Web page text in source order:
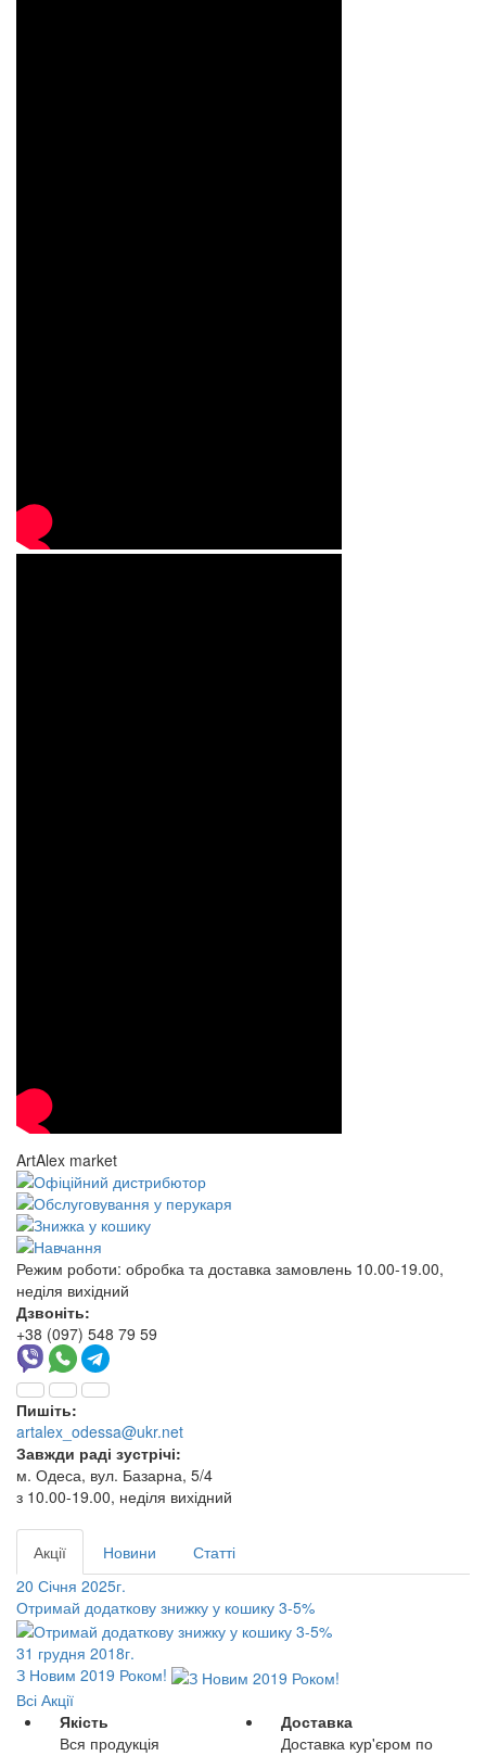
ArtAlex market
Режим роботи: обробка та доставка замовлень 10.00-19.00,
неділя вихідний
Дзвоніть:
+38 (097) 548 79 59
Пишіть:
artalex_odessa@ukr.net
Завжди раді зустрічі:
м. Одеса, вул. Базарна, 5/4
з 10.00-19.00, неділя вихідний
Акції Новини
Статті
20 Січня 2025г.
Отримай додаткову знижку у кошику 3-5%
31 грудня 2018г.
З Новим 2019 Роком!
Всі Акції
Якість
Вся продукція
Доставка
Доставка кур'єром по